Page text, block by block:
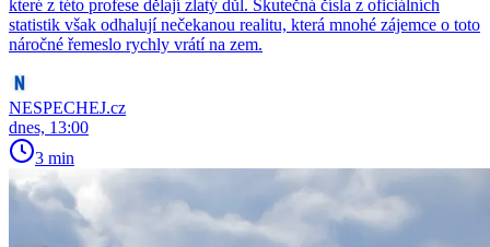
které z této profese dělají zlatý důl. Skutečná čísla z oficiálních
statistik však odhalují nečekanou realitu, která mnohé zájemce o toto
náročné řemeslo rychly vrátí na zem.
NESPECHEJ.cz
dnes, 13:00
3 min